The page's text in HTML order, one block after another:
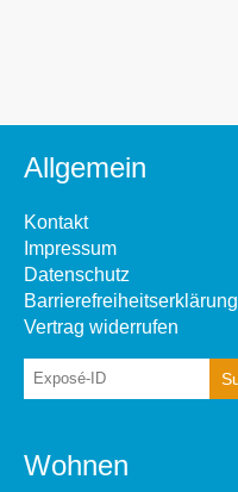
Allgemein
Kontakt
Impressum
Datenschutz
Barrierefreiheitserklärung
Vertrag widerrufen
Wohnen